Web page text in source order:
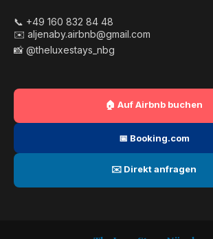
📞 +49 160 832 84 48
✉️ aljenaby.airbnb@gmail.com
📸 @theluxestays_nbg
🏠 Auf Airbnb buchen
📅 Booking.com
✉️ Direkt anfragen